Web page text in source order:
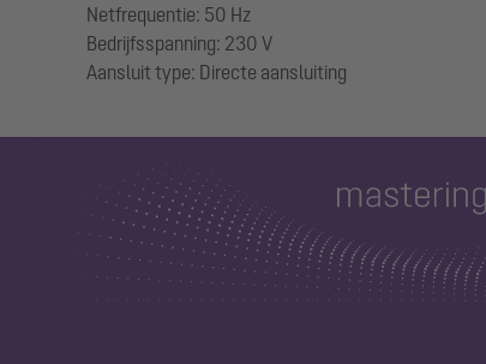
Netfrequentie: 50 Hz
Bedrijfsspanning: 230 V